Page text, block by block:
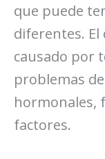
que puede
diferentes. El
causado por
problemas
hormonales,
factores.